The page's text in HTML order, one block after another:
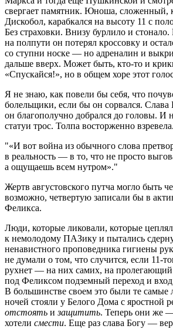
свергает памятник. Юноша, сложенный,
Дискобол, карабкался на высоту 11 с
Без страховки. Внизу бурлило и
на полпути он потерял кроссовку и
со ступни носке — но адреналин и
дальше вверх. Может быть, кто-то и
«Спускайся!», но в общем хоре этот
Я не знаю, как повели бы себя, что
болельщики, если бы он сорвался.
он благополучно добрался до головы. И
статуи трос. Толпа восторженно взревела.
«И вот война из обычного слова
в реальность — в то, что не просто
а ощущаешь всем нутром».
Жертв августовского путча могло быть
возможно, четвертую записали бы в
Феликса.
Люди, которые ликовали, которые
к немолодому ПАЗику и пытались
ненавистного проповедника гигиены
не думали о том, что случится, если 11-
рухнет — на них самих, на
под Феликсом подземный переход и
В большинстве своем это были те самые
ночей стояли у Белого Дома с яростной
отстоять изащитить. Теперь они же
хотели смести. Еще раз слава Богу —